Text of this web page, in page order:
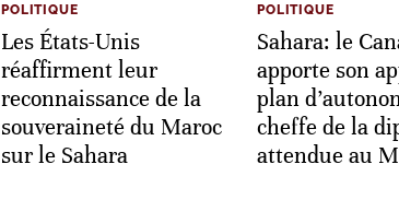
POLITIQUE
Les États-Unis
réaffirment leur
reconnaissance de la
souveraineté du Maroc
sur le Sahara
POLITIQUE
Sahara: le
apporte son
plan
cheffe de la
attendue au